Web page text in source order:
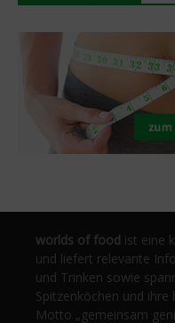
worlds of food ist eine
und liefert relevante
und Trinken sowie
Spitzenköchen und
Motto „gemeinsam